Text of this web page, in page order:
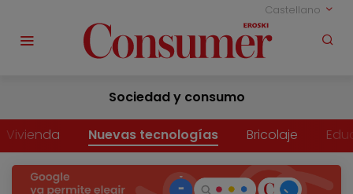
Castellano
Sociedad y consumo
Vivienda Nuevas tecnologías Bricolaje